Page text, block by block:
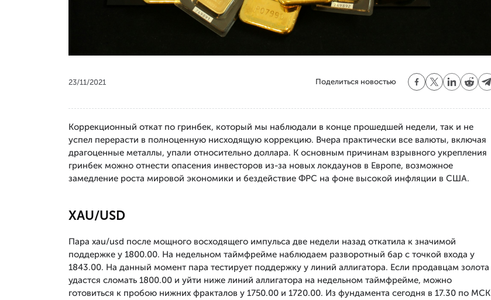
23/11/2021 Поделиться новостью
Коррекционный откат по гринбек, который мы наблюдали в конце прошедшей недели, так и не
успел перерасти в полноценную нисходящую коррекцию. Вчера практически все валюты, включая
драгоценные металлы, упали относительно доллара. К основным причинам взрывного укрепления
гринбек можно отнести опасения инвесторов из-за новых локдаунов в Европе, возможное
замедление роста мировой экономики и бездействие ФРС на фоне высокой инфляции в США.
XAU/USD
Пара xau/usd после мощного восходящего импульса две недели назад откатила к значимой
поддержке у 1800.00. На недельном таймфрейме наблюдаем разворотный бар с точкой входа у
1843.00. На данный момент пара тестирует поддержку у линий аллигатора. Если продавцам золота
удастся сломать 1800.00 и уйти ниже линий аллигатора на недельном таймфрейме, можно
готовиться к пробою нижних фракталов у 1750.00 и 1720.00. Из фундамента сегодня в 17.30 по МСК